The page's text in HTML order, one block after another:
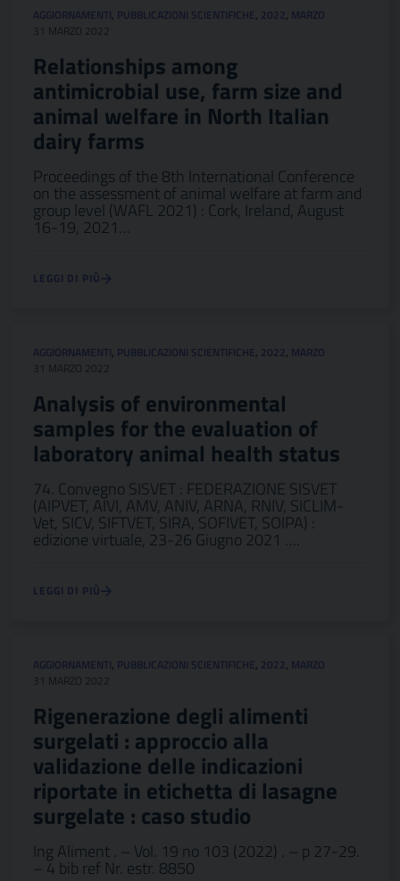
AGGIORNAMENTI, PUBBLICAZIONI SCIENTIFICHE, 2022, MARZO
31 MARZO 2022
Relationships among
antimicrobial use, farm size and
animal welfare in North Italian
dairy farms
Proceedings of the 8th International Conference
on the assessment of animal welfare at farm and
group level (WAFL 2021) : Cork, Ireland, August
16-19, 2021…
LEGGI DI PIÙ
AGGIORNAMENTI, PUBBLICAZIONI SCIENTIFICHE, 2022, MARZO
31 MARZO 2022
Analysis of environmental
samples for the evaluation of
laboratory animal health status
74. Convegno SISVET : FEDERAZIONE SISVET
(AIPVET, AIVI, AMV, ANIV, ARNA, RNIV, SICLIM-
Vet, SICV, SIFTVET, SIRA, SOFIVET, SOIPA) :
edizione virtuale, 23-26 Giugno 2021 ….
LEGGI DI PIÙ
AGGIORNAMENTI, PUBBLICAZIONI SCIENTIFICHE, 2022, MARZO
31 MARZO 2022
Rigenerazione degli alimenti
surgelati : approccio alla
validazione delle indicazioni
riportate in etichetta di lasagne
surgelate : caso studio
Ing Aliment . – Vol. 19 no 103 (2022) . – p 27-29.
– 4 bib ref Nr. estr. 8850